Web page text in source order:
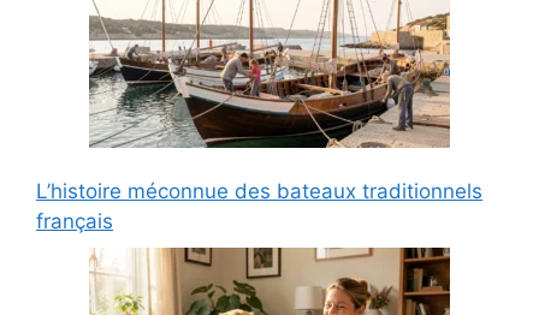
L’histoire méconnue des bateaux traditionnels
français